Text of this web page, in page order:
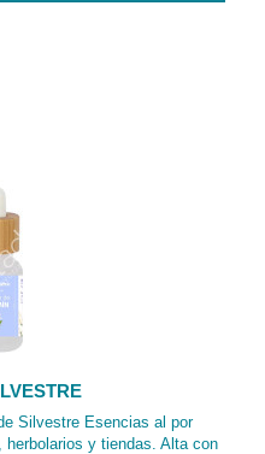
Silvestre Esencias al por
herbolarios y tiendas. Alta con